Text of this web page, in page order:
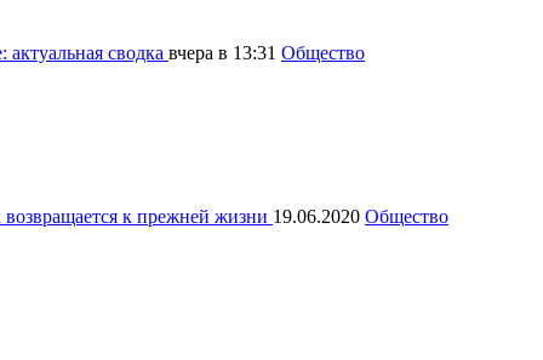
сводка вчера в 13:31 Общество
к прежней жизни 19.06.2020 Общество